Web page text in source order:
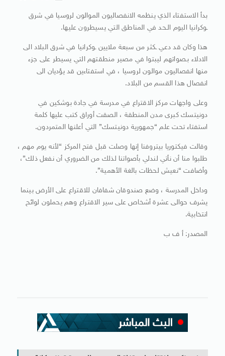
بدأ الاستفتاء الذي ينظمه الانفصاليون الموالون لروسيا في شرق
ـوكرانيا اليوم الـحد في المناطق التي يسيطرون عليها.
هذا وكان قد دعي ـكثر من سبعة ملايين ـوكرانيا في شرق البلاد الى
الادلاء بـصواتهم ليبتوا في مصير منطقتهم التي يسيطر على جزء
منها انفصاليون موالون لروسيا ، في استفتاءين قد يؤديان الى
انفصال هذا القسم من البلاد.
وعلى واجهات مركز الاقتراع في مدرسة في جادة بوشكين في
دونيتسك كبرى مدن المنطقة ، الصقت أوراق كتب عليها كلمة
استفتاء تحت علم “جمهورية دونيتسك” التي أعلنها المتمردون.
وقالت فيكتوريا بيتروفنا إنها وصلت قبل فتح المركز “لأنه يوم مهم ،
طلبوا منا أن نأتي لندلي بأصواتنا لذلك من الضروري أن نفعل ذلك”،
وأضافت “نعيش لحظات بالغة الأهمية”.
وداخل المدرسة ، وضع صندوقان شفافان للاقتراع على الأرض بينما
يشرف حوالى عشرة أشخاص على سير الاقتراع وهم يحملون لوائح
انتخابية.
المصدر: أ ف ب